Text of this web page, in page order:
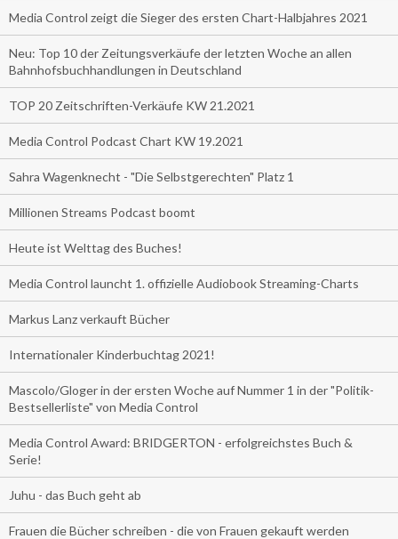
Media Control zeigt die Sieger des ersten Chart-Halbjahres 2021
Neu: Top 10 der Zeitungsverkäufe der letzten Woche an allen
Bahnhofsbuchhandlungen in Deutschland
TOP 20 Zeitschriften-Verkäufe KW 21.2021
Media Control Podcast Chart KW 19.2021
Sahra Wagenknecht - "Die Selbstgerechten" Platz 1
Millionen Streams Podcast boomt
Heute ist Welttag des Buches!
Media Control launcht 1. offizielle Audiobook Streaming-Charts
Markus Lanz verkauft Bücher
Internationaler Kinderbuchtag 2021!
Mascolo/Gloger in der ersten Woche auf Nummer 1 in der "Politik-
Bestsellerliste" von Media Control
Media Control Award: BRIDGERTON - erfolgreichstes Buch &
Serie!
Juhu - das Buch geht ab
Frauen die Bücher schreiben - die von Frauen gekauft werden